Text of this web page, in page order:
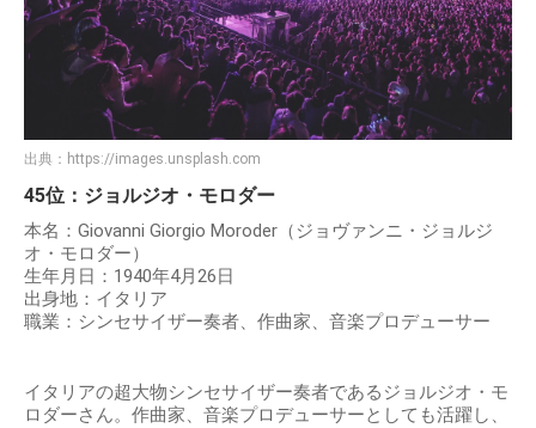
出典： https://images.unsplash.com
45位：ジョルジオ・モロダー
本名：Giovanni Giorgio Moroder（ジョヴァンニ・ジョルジ
オ・モロダー）
生年月日：1940年4月26日
出身地：イタリア
職業：シンセサイザー奏者、作曲家、音楽プロデューサー
イタリアの超大物シンセサイザー奏者であるジョルジオ・モ
ロダーさん。作曲家、音楽プロデューサーとしても活躍し、